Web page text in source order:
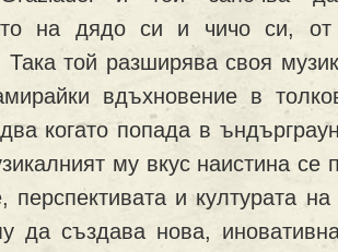
на дядо си и чичо си,
той разширява своя
вдъхновение в
когато попада в
му вкус наистина се
перспективата и културата
да създава нова,